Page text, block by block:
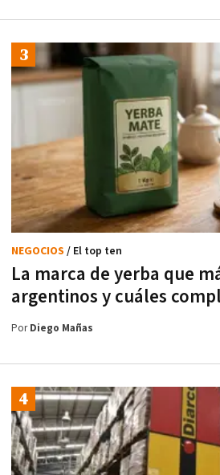
La marca de yerba que
argentinos y cuáles
NEGOCIOS / El top ten
PorDiego Mañas